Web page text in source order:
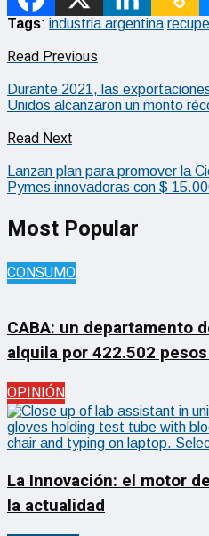
Tags: industria argentina
Read Previous
Durante 2021, las
Unidos alcanzaron un monto
Read Next
Lanzan plan para promover la
Pymes innovadoras con $
Most Popular
CONSUMO
CABA: un departamento
alquila por 422.502
OPINIÓN
La Innovación: el motor
la actualidad